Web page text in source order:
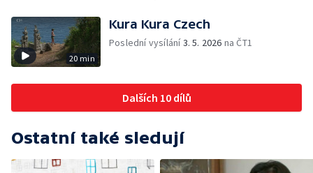
20 min
Kura Kura Czech
Poslední vysílání3. 5. 2026 na ČT1
Dalších 10 dílů
Ostatní také sledují